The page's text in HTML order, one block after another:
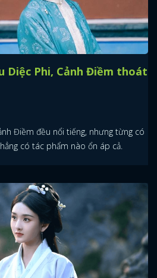
Diệc Phi, Cảnh Điềm thoát
Điềm đều nổi tiếng, nhưng từng có
có tác phẩm nào ổn áp cả.